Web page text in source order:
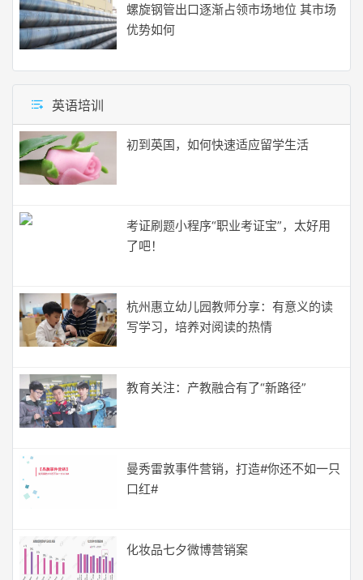
螺旋钢管出口逐渐占领市场地位 其市场
优势如何
英语培训
初到英国，如何快速适应留学生活
考证刷题小程序“职业考证宝”，太好用
了吧！
杭州惠立幼儿园教师分享：有意义的读
写学习，培养对阅读的热情
教育关注：产教融合有了“新路径”
曼秀雷敦事件营销，打造#你还不如一只
口红#
化妆品七夕微博营销案